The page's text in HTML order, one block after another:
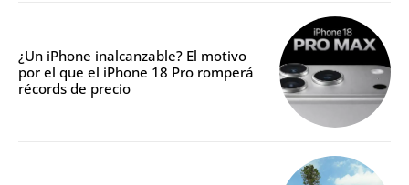
¿Un iPhone inalcanzable? El motivo
por el que el iPhone 18 Pro romperá
récords de precio